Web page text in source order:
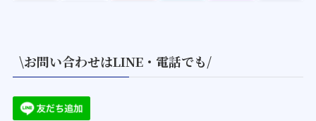
\お問い合わせはLINE・電話でも/